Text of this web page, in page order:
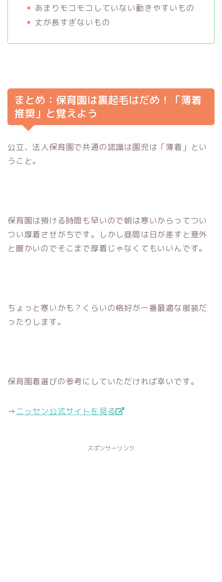
あまりモコモコしていない動きやすいもの
丈が長すぎないもの
まとめ：保育園は裏起毛はだめ！「薄着
推奨」と覚えよう
公立、法人保育園で共通の認識は園児は「薄着」とい
うこと。
保育園は預ける時間も早いので朝は寒いからってつい
つい厚着させがちです。しかし昼間は日が差すと意外
と暖かいのでそこまで厚着じゃなくてもいいんです。
ちょっと寒いかも？くらいの格好が一番最適な服装だ
ったりします。
保育園着選びの参考にしていただければ幸いです。
→ ニッセン公式サイトを見る
スポンサーリンク